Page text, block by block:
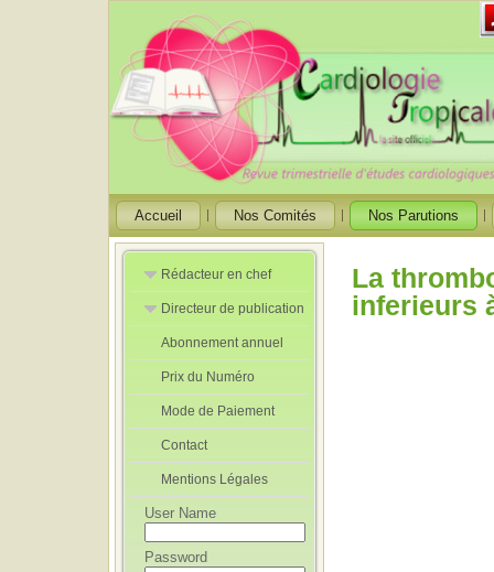
Accueil Nos Comités Nos Parutions
Rédacteur en chef
Rédacteurs en
Chef Adjoint
Directeur de publication
Directeur de
publication
adjoint
Abonnement annuel
Prix du Numéro
Mode de Paiement
Contact
Mentions Légales
User Name
Password
La
inferieurs